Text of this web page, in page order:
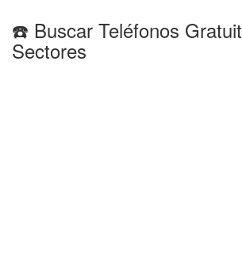
☎️ Buscar Teléfonos
Sectores